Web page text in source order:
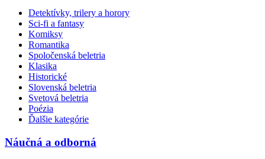
Detektívky, trilery a horory
Sci-fi a fantasy
Komiksy
Romantika
Spoločenská beletria
Klasika
Historické
Slovenská beletria
Svetová beletria
Poézia
Ďalšie kategórie
Náučná a odborná